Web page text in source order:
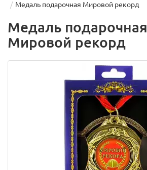
Медаль подарочная Мировой рекорд
Медаль подарочная
Мировой рекорд